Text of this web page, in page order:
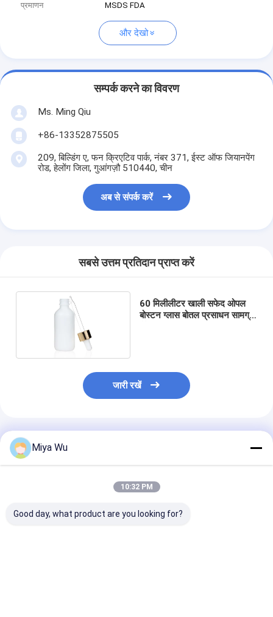
प्रमाणन
MSDS FDA
और देखो
सम्पर्क करने का विवरण
Ms. Ming Qiu
+86-13352875505
209, बिल्डिंग ए, फन क्रिएटिव पार्क, नंबर 371, ईस्ट ऑफ जियानपेंग
रोड, हेलोंग जिला, गुआंगज़ौ 510440, चीन
अब से संपर्क करें
सबसे उत्तम प्रतिदान प्राप्त करें
60 मिलीलीटर खाली सफेद ओपल
बोस्टन ग्लास बोतल प्रसाधन सामग्री
जारी रखें
अनुशंसित उत्पाद
Miya Wu
10:32 PM
Good day, what product are you looking for?